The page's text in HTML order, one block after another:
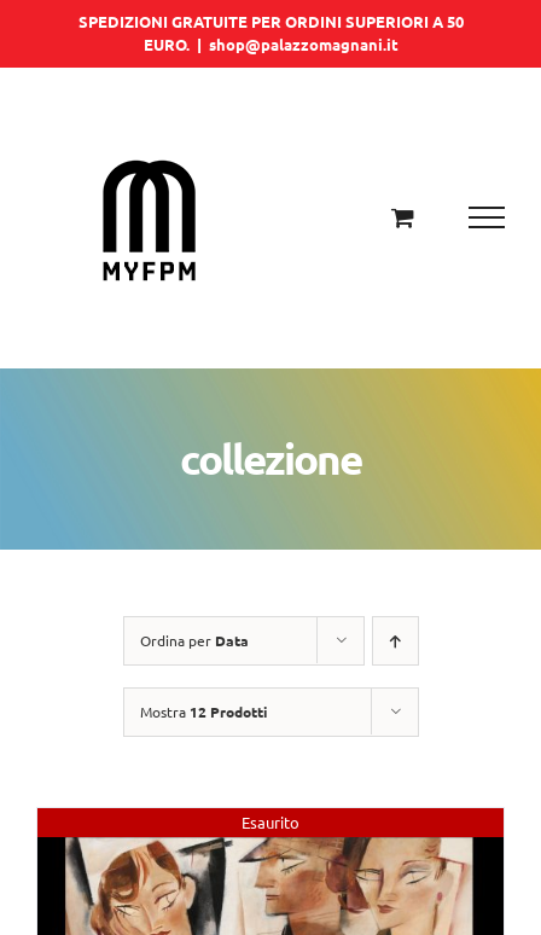
SPEDIZIONI GRATUITE PER ORDINI SUPERIORI A 50
EURO. | shop@palazzomagnani.it
collezione
Ordina per Data
Mostra 12 Prodotti
Esaurito